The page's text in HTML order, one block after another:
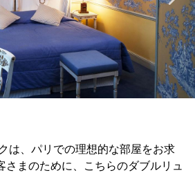
は、パリでの理想的な部屋をお求
さまのために、こちらのダブルリュ